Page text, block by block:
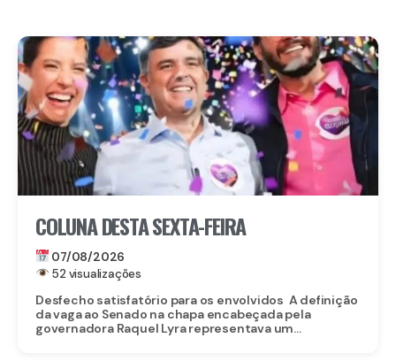
COLUNA DESTA SEXTA-FEIRA
07/08/2026
52 visualizações
Desfecho satisfatório para os envolvidos A definição
da vaga ao Senado na chapa encabeçada pela
governadora Raquel Lyra representava um...